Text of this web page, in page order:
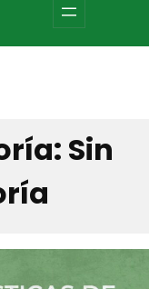
Sin